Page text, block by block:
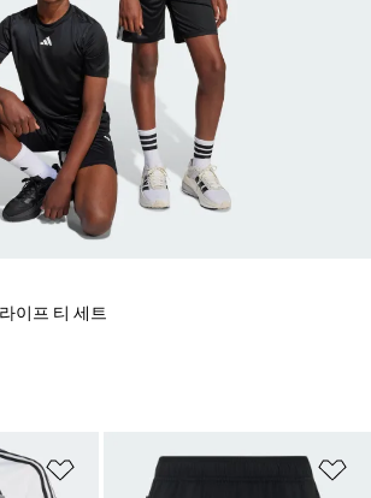
위시리스트 담기
이프 티 세트